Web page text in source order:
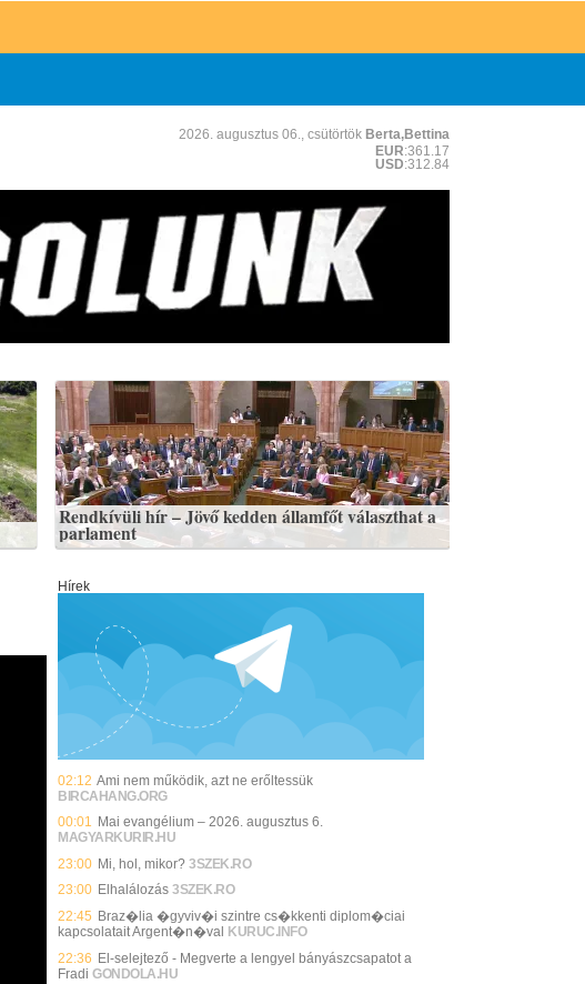
2026. augusztus 06., csütörtök Berta,Bettina
EUR:361.17
USD:312.84
Rendkívüli hír – Jövő kedden államfőt választhat a
parlament
Hírek
02:12 Ami nem működik, azt ne erőltessük
BIRCAHANG.ORG
00:01 Mai evangélium – 2026. augusztus 6.
MAGYARKURIR.HU
23:00 Mi, hol, mikor? 3SZEK.RO
23:00 Elhalálozás 3SZEK.RO
22:45 Braz�lia �gyviv�i szintre cs�kkenti diplom�ciai
kapcsolatait Argent�n�val KURUC.INFO
22:36 El-selejtező - Megverte a lengyel bányászcsapatot a
Fradi GONDOLA.HU